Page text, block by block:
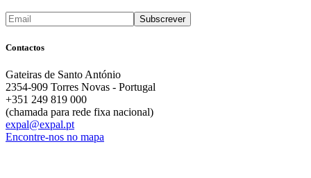
Contactos
Gateiras de Santo António
2354-909 Torres Novas - Portugal
+351 249 819 000
(chamada para rede fixa nacional)
expal@expal.pt
Encontre-nos no mapa